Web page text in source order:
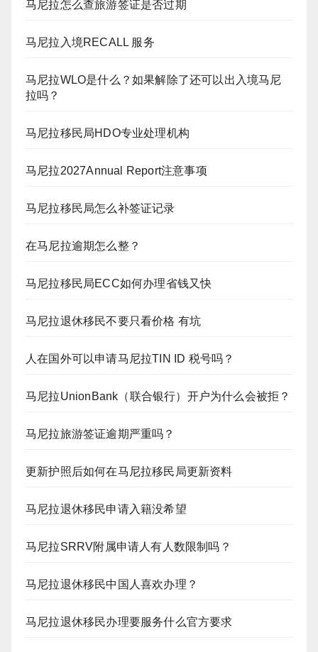
马尼拉怎么查旅游签证是否过期
马尼拉入境RECALL 服务
马尼拉WLO是什么？如果解除了还可以出入境马尼
拉吗？
马尼拉移民局HDO专业处理机构
马尼拉2027Annual Report注意事项
马尼拉移民局怎么补签证记录
在马尼拉逾期怎么整？
马尼拉移民局ECC如何办理省钱又快
马尼拉退休移民不要只看价格 有坑
人在国外可以申请马尼拉TIN ID 税号吗？
马尼拉UnionBank（联合银行）开户为什么会被拒？
马尼拉旅游签证逾期严重吗？
更新护照后如何在马尼拉移民局更新资料
马尼拉退休移民申请入籍没希望
马尼拉SRRV附属申请人有人数限制吗？
马尼拉退休移民中国人喜欢办理？
马尼拉退休移民办理要服务什么官方要求